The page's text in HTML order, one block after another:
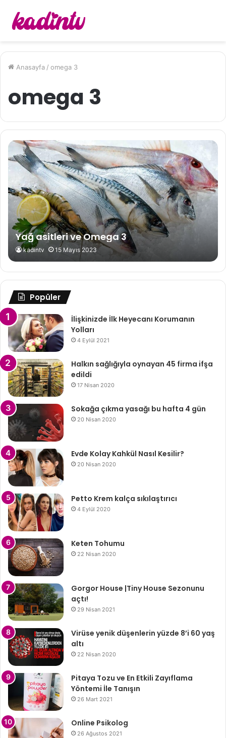
Anasayfa / omega 3
omega 3
Yağ asitleri ve Omega 3
kadintv 15 Mayıs 2023
Popüler
İlişkinizde İlk Heyecanı Korumanın
Yolları
4 Eylül 2021
Halkın sağlığıyla oynayan 45 firma ifşa
edildi
17 Nisan 2020
Sokağa çıkma yasağı bu hafta 4 gün
20 Nisan 2020
Evde Kolay Kahkül Nasıl Kesilir?
20 Nisan 2020
Petto Krem kalça sıkılaştırıcı
4 Eylül 2020
Keten Tohumu
22 Nisan 2020
Gorgor House |Tiny House Sezonunu
açtı!
29 Nisan 2021
Virüse yenik düşenlerin yüzde 8’i 60 yaş
altı
22 Nisan 2020
Pitaya Tozu ve En Etkili Zayıflama
Yöntemi İle Tanışın
26 Mart 2021
Online Psikolog
26 Ağustos 2021